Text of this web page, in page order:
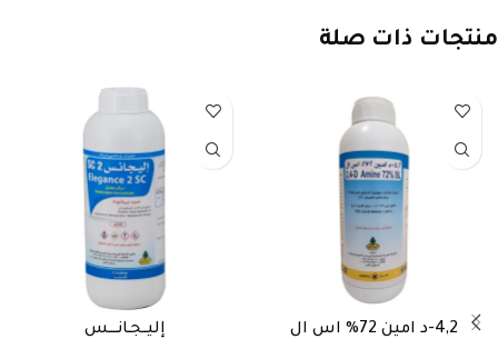
منتجات ذات صلة
4,2-د امين 72% اس ال إليــجـانــــس